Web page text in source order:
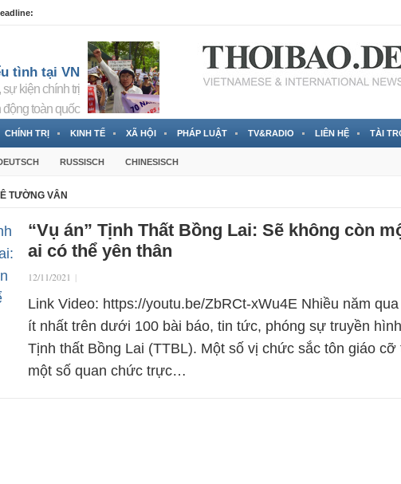
tình tại VN
sự kiện chính trị
động toàn quốc
CHÍNH TRỊ KINH TẾ XÃ HỘI PHÁP LUẬT TV&RADIO LIÊN HỆ TÀI
RUSSISCH CHINESISCH
TƯỜNG VÂN
“Vụ án” Tịnh Thất Bồng Lai: Sẽ không còn
ai có thể yên thân
12/11/2021 |
Link Video: https://youtu.be/ZbRCt-xWu4E Nhiều năm
ít nhất trên dưới 100 bài báo, tin tức, phóng sự truyền
Tịnh thất Bồng Lai (TTBL). Một số vị chức sắc tôn giáo cỡ
một số quan chức trực…